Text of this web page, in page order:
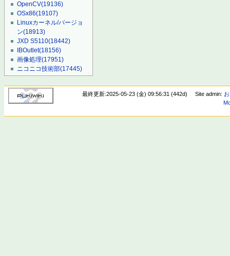
OpenCV(19136)
OSx86(19107)
Linuxカーネル/バージョ
ン(18913)
JXD S5110(18442)
IBOutlet(18156)
画像処理(17951)
ニコニコ技術部(17445)
最終更新:2025-05-23 (金) 09:56:31 (442d) Site admin: